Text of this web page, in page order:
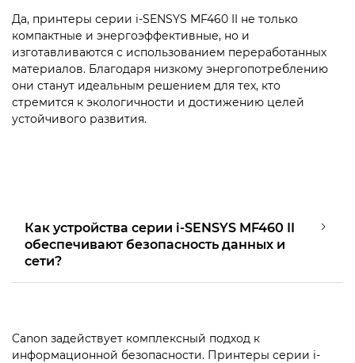
Да, принтеры серии i-SENSYS MF460 II не только
компактные и энергоэффективные, но и
изготавливаются с использованием переработанных
материалов. Благодаря низкому энергопотреблению
они станут идеальным решением для тех, кто
стремится к экологичности и достижению целей
устойчивого развития.
Как устройства серии i-SENSYS MF460 II
обеспечивают безопасность данных и
сети?
Canon задействует комплексный подход к
информационной безопасности. Принтеры серии i-